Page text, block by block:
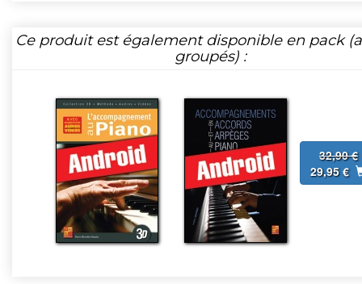
Ce produit est également disponible en pack
groupés) :
32,90 €
29,95 €